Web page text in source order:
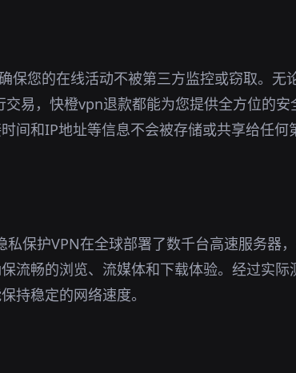
保您的在线活动不被第三方监控或窃取。无
易，快橙vpn退款都能为您提供全方位的安
间和IP地址等信息不会被存储或共享给任何
保护VPN在全球部署了数千台高速服务器
流畅的浏览、流媒体和下载体验。经过实际
持稳定的网络速度。